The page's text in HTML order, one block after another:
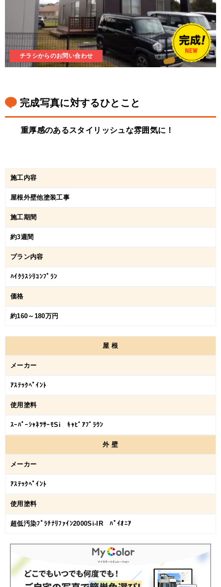
チラシからのお問い合わせ
完成写真に対するひとこと
重厚感のあるスタイリッシュな雰囲気に！
施工内容
屋根外壁他塗装工事
施工期間
約3週間
プラン内容
ﾊｲｸﾗｽｼﾘｺﾝﾌﾟﾗﾝ
価格
約160～180万円
屋根
メーカー
ｱｽﾃｯｸﾍﾟｲﾝﾄ
使用塗料
ｽｰﾊﾟｰｼｬﾈﾂｻｰﾓSi ｷｬﾋﾞｱﾌﾞﾗｳﾝ
外壁
メーカー
ｱｽﾃｯｸﾍﾟｲﾝﾄ
使用塗料
超低汚染ﾌﾟﾗﾁﾅﾘﾌｧｲﾝ2000Si-IR ﾊﾟｲｵﾆｱ